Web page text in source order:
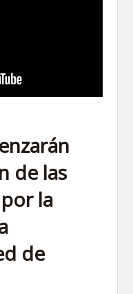
de las
la
de